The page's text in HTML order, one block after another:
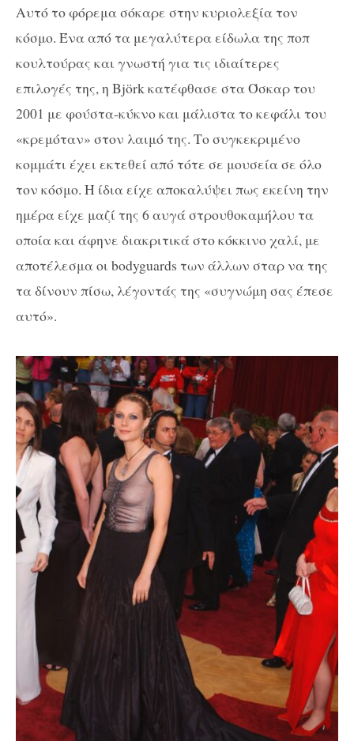
Αυτό το φόρεμα σόκαρε στην κυριολεξία τον
κόσμο. Ένα από τα μεγαλύτερα είδωλα της ποπ
κουλτούρας και γνωστή για τις ιδιαίτερες
επιλογές της, η Björk κατέφθασε στα Όσκαρ του
2001 με φούστα-κύκνο και μάλιστα το κεφάλι του
«κρεμόταν» στον λαιμό της. Το συγκεκριμένο
κομμάτι έχει εκτεθεί από τότε σε μουσεία σε όλο
τον κόσμο. Η ίδια είχε αποκαλύψει πως εκείνη την
ημέρα είχε μαζί της 6 αυγά στρουθοκαμήλου τα
οποία και άφηνε διακριτικά στο κόκκινο χαλί, με
αποτέλεσμα οι bodyguards των άλλων σταρ να της
τα δίνουν πίσω, λέγοντάς της «συγνώμη σας έπεσε
αυτό».